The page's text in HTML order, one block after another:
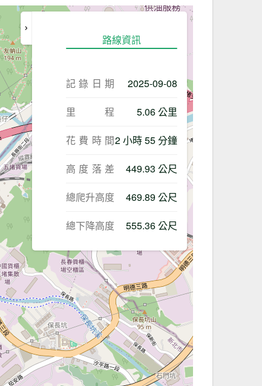
路線資訊
記錄日期 2025-09-08
里程 5.06 公里
花費時間2 小時 55 分鐘
高度落差 449.93 公尺
總爬升高度 469.89 公尺
總下降高度 555.36 公尺